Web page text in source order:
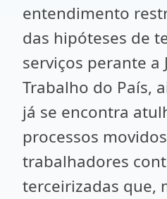
entendimento
das hipóteses de
serviços perante a
Trabalho do País,
já se encontra
processos
trabalhadores
terceirizadas que,